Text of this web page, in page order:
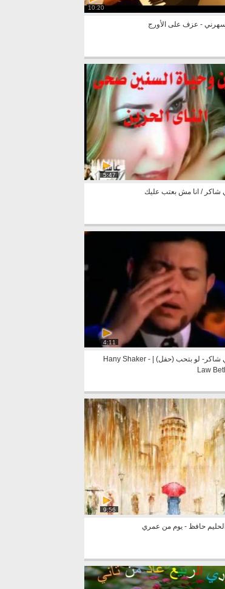
10:20
- عزف على الأورج
5:47
شاكر / انا مش بعتب عليك
4:11
هاني شاكر- لو بتحب (حفل) | Hany Shaker -
Law
9:56
حافظ - يوم من عمري